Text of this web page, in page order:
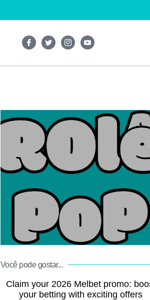
Você pode gostar...
Claim your 2026 Melbet promo:
your betting with exciting offers